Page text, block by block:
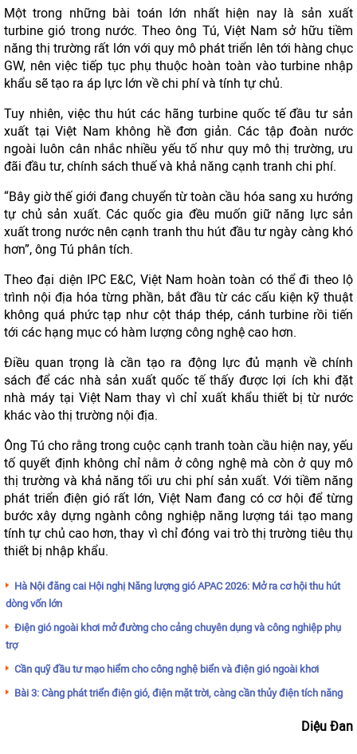
Một trong những bài toán lớn nhất hiện nay là sản xuất
turbine gió trong nước. Theo ông Tú, Việt Nam sở hữu tiềm
năng thị trường rất lớn với quy mô phát triển lên tới hàng chục
GW, nên việc tiếp tục phụ thuộc hoàn toàn vào turbine nhập
khẩu sẽ tạo ra áp lực lớn về chi phí và tính tự chủ.
Tuy nhiên, việc thu hút các hãng turbine quốc tế đầu tư sản
xuất tại Việt Nam không hề đơn giản. Các tập đoàn nước
ngoài luôn cân nhắc nhiều yếu tố như quy mô thị trường, ưu
đãi đầu tư, chính sách thuế và khả năng cạnh tranh chi phí.
“Bây giờ thế giới đang chuyển từ toàn cầu hóa sang xu hướng
tự chủ sản xuất. Các quốc gia đều muốn giữ năng lực sản
xuất trong nước nên cạnh tranh thu hút đầu tư ngày càng khó
hơn”, ông Tú phân tích.
Theo đại diện IPC E&C, Việt Nam hoàn toàn có thể đi theo lộ
trình nội địa hóa từng phần, bắt đầu từ các cấu kiện kỹ thuật
không quá phức tạp như cột tháp thép, cánh turbine rồi tiến
tới các hạng mục có hàm lượng công nghệ cao hơn.
Điều quan trọng là cần tạo ra động lực đủ mạnh về chính
sách để các nhà sản xuất quốc tế thấy được lợi ích khi đặt
nhà máy tại Việt Nam thay vì chỉ xuất khẩu thiết bị từ nước
khác vào thị trường nội địa.
Ông Tú cho rằng trong cuộc cạnh tranh toàn cầu hiện nay, yếu
tố quyết định không chỉ nằm ở công nghệ mà còn ở quy mô
thị trường và khả năng tối ưu chi phí sản xuất. Với tiềm năng
phát triển điện gió rất lớn, Việt Nam đang có cơ hội để từng
bước xây dựng ngành công nghiệp năng lượng tái tạo mang
tính tự chủ cao hơn, thay vì chỉ đóng vai trò thị trường tiêu thụ
thiết bị nhập khẩu.
Hà Nội đăng cai Hội nghị Năng lượng gió APAC 2026: Mở ra cơ hội thu hút
dòng vốn lớn
Điện gió ngoài khơi mở đường cho cảng chuyên dụng và công nghiệp phụ
trợ
Cần quỹ đầu tư mạo hiểm cho công nghệ biển và điện gió ngoài khơi
Bài 3: Càng phát triển điện gió, điện mặt trời, càng cần thủy điện tích năng
Diệu Đan